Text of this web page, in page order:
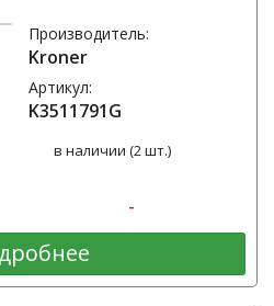
Производитель:
Kroner
Артикул:
K3511791G
в наличии (2 шт.)
-